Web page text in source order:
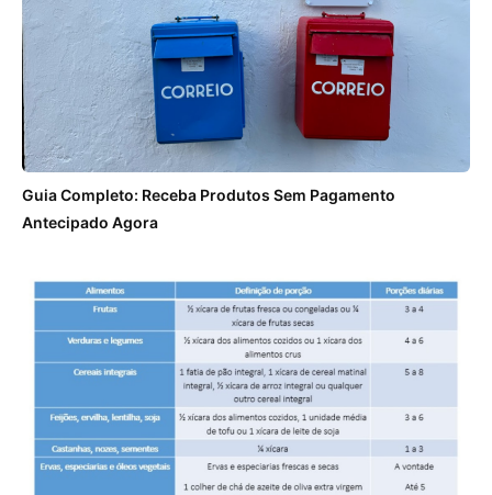
Guia Completo: Receba Produtos Sem Pagamento
Antecipado Agora